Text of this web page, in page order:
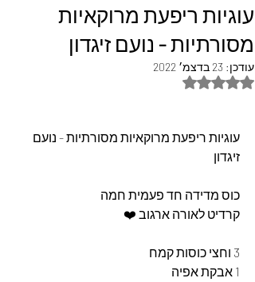
עוגיות ריפעת מרוקאיות
מסורתיות - נועם זיגדון
עודכן: 23 בדצמ׳ 2022
דירוג של NaN מתוך 5 כוכבים
עוגיות ריפעת מרוקאיות מסורתיות - נועם
זיגדון
כוס מדידה חד פעמית חמה
קרדיט לאורה ארגוב ❤️
3 וחצי כוסות קמח
1 אבקת אפיה